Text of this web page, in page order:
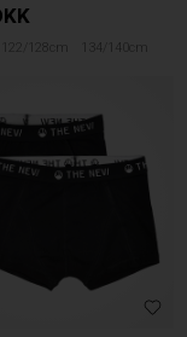
122/128cm 134/140cm